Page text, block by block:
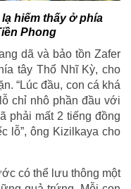
hiếm thấy ở phía
Phong
dã và bảo tồn Zafer
tây Thổ Nhĩ Kỳ, cho
“Lúc đầu, con cá khá
chỉ nhô phần đầu với
phải mất 2 tiếng đồng
lỗ”, ông Kizilkaya cho
có thể lưu thông một